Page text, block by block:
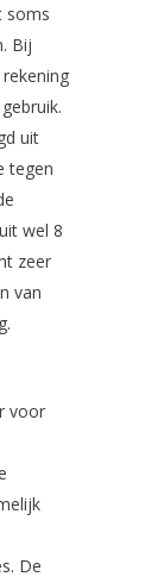
soms
Bij
uit
tegen
wel 8
zeer
van
voor
De